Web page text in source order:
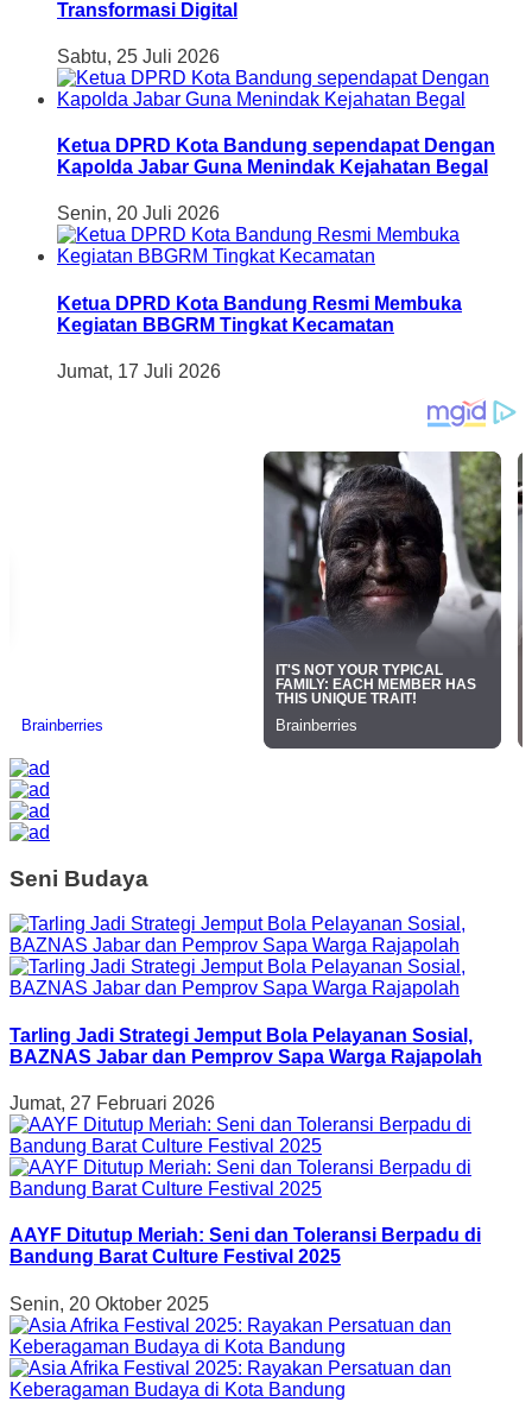
Transformasi Digital
Sabtu, 25 Juli 2026
Ketua DPRD Kota Bandung sependapat Dengan
Kapolda Jabar Guna Menindak Kejahatan Begal
Senin, 20 Juli 2026
Ketua DPRD Kota Bandung Resmi Membuka
Kegiatan BBGRM Tingkat Kecamatan
Jumat, 17 Juli 2026
Seni Budaya
Tarling Jadi Strategi Jemput Bola Pelayanan Sosial,
BAZNAS Jabar dan Pemprov Sapa Warga Rajapolah
Jumat, 27 Februari 2026
AAYF Ditutup Meriah: Seni dan Toleransi Berpadu di
Bandung Barat Culture Festival 2025
Senin, 20 Oktober 2025